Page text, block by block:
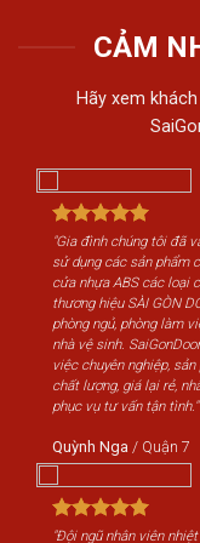
CẢM
Hãy xem
nhiệt tình tư
để chọn cửa
nhất. Tôi rất
dịch vụ tại
SaiGonDoor
quen của tôi
trong tương
đã và đang
"Gia đình
sử dụng các
cửa nhựa
thương hiệu
phòng ngủ,
nhà vệ sinh.
việc chuyên
chất lượng,
phục vụ tư
Quỳnh Nga
"Đội ngũ